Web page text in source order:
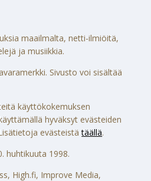
maailmalta, netti-ilmiöitä,
ja musiikkia.
Sivusto voi sisältää
käyttökokemuksen
hyväksyt evästeiden
evästeistätäällä.
huhtikuuta 1998.
High.fi, Improve Media,